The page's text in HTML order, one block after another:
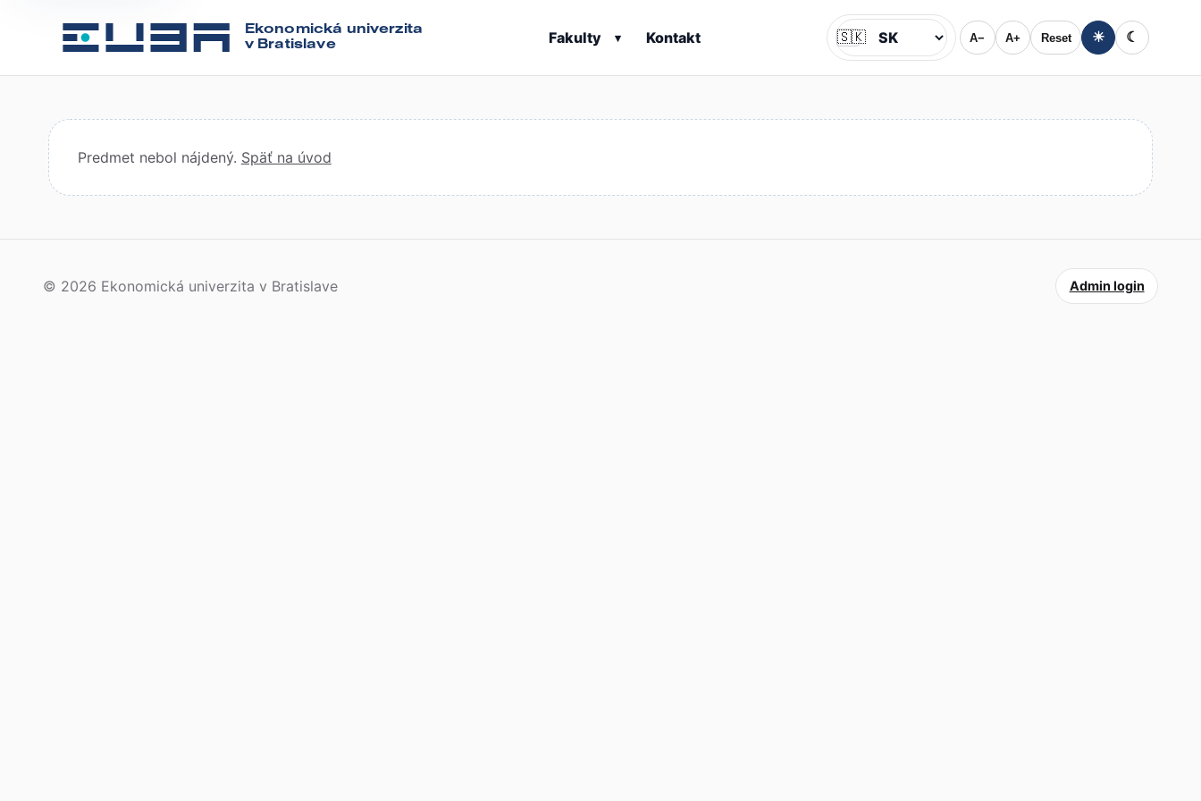
Ekonomická univerzita
v Bratislave
Fakulty ▾ Kontakt Jazyk
🇸🇰 A− A+ Reset ☀ ☾
Predmet nebol nájdený. Späť na úvod
© 2026 Ekonomická univerzita v Bratislave Admin login